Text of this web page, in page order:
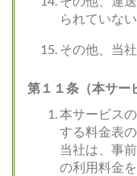
られていな
その他、当
第１１条（本サー
本サービス
する料金表
当社は、事
の利用料金